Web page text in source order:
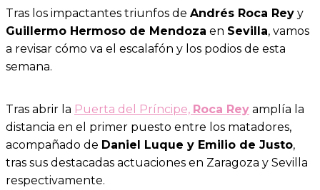
Tras los impactantes triunfos de Andrés Roca Rey y
Guillermo Hermoso de Mendoza en Sevilla, vamos
a revisar cómo va el escalafón y los podios de esta
semana.
Tras abrir la Puerta del Príncipe, Roca Rey amplía la
distancia en el primer puesto entre los matadores,
acompañado de Daniel Luque y Emilio de Justo,
tras sus destacadas actuaciones en Zaragoza y Sevilla
respectivamente.